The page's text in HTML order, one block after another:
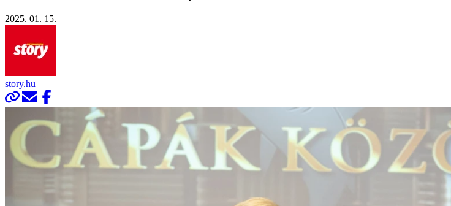
2025. 01. 15.
story.hu